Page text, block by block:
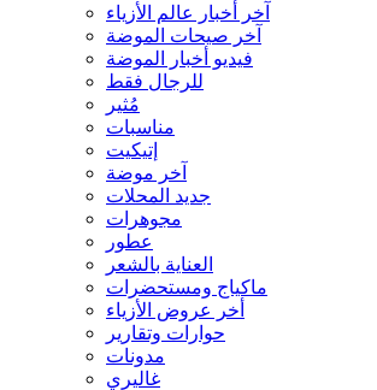
آخر أخبار عالم الأزياء
آخر صيحات الموضة
فيديو أخبار الموضة
للرجال فقط
مُثير
مناسبات
إتيكيت
آخر موضة
جديد المحلات
مجوهرات
عطور
العناية بالشعر
ماكياج ومستحضرات
أخر عروض الأزياء
حوارات وتقارير
مدونات
غاليري